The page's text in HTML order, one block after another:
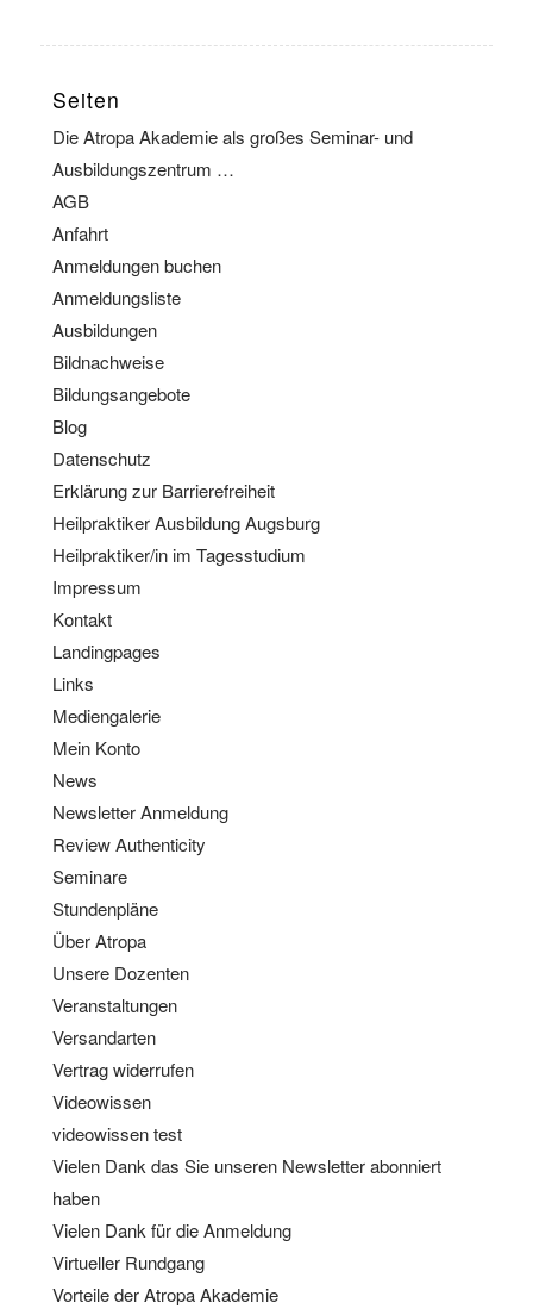
Seiten
Die Atropa Akademie als großes Seminar- und
Ausbildungszentrum …
AGB
Anfahrt
Anmeldungen buchen
Anmeldungsliste
Ausbildungen
Bildnachweise
Bildungsangebote
Blog
Datenschutz
Erklärung zur Barrierefreiheit
Heilpraktiker Ausbildung Augsburg
Heilpraktiker/in im Tagesstudium
Impressum
Kontakt
Landingpages
Links
Mediengalerie
Mein Konto
News
Newsletter Anmeldung
Review Authenticity
Seminare
Stundenpläne
Über Atropa
Unsere Dozenten
Veranstaltungen
Versandarten
Vertrag widerrufen
Videowissen
videowissen test
Vielen Dank das Sie unseren Newsletter abonniert
haben
Vielen Dank für die Anmeldung
Virtueller Rundgang
Vorteile der Atropa Akademie